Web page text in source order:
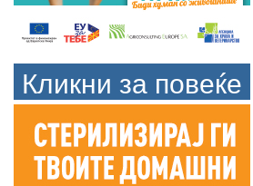
Кликни за повеќе